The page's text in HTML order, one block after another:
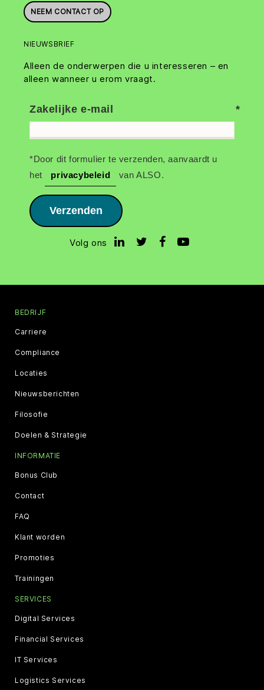
NEEM CONTACT OP
NIEUWSBRIEF
Alleen de onderwerpen die u interesseren – en
alleen wanneer u erom vraagt.
Zakelijke e-mail
*Door dit formulier te verzenden, aanvaardt u
het
privacybeleid van ALSO.
Verzenden
Volg ons
BEDRIJF
Carriere
Compliance
Locaties
Nieuwsberichten
Filosofie
Doelen & Strategie
INFORMATIE
Bonus Club
Contact
FAQ
Klant worden
Promoties
Trainingen
SERVICES
Digital Services
Financial Services
IT Services
Logistics Services